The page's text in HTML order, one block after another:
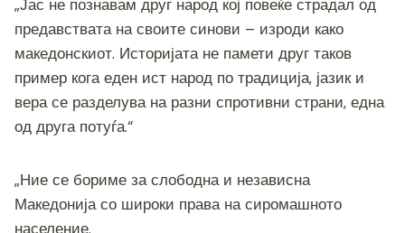
„Јас не познавам друг народ кој повеќе страдал од
предавствата на своите синови – изроди како
македонскиот. Историјата не памети друг таков
пример кога еден ист народ по традиција, јазик и
вера се разделува на разни спротивни страни, една
од друга потуѓа.“
„Ние се бориме за слободна и независна
Македонија со широки права на сиромашното
население.